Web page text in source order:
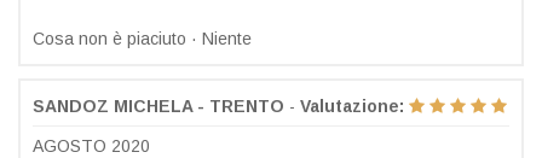
Cosa non è piaciuto · Niente
SANDOZ MICHELA - TRENTO - Valutazione:
AGOSTO 2020